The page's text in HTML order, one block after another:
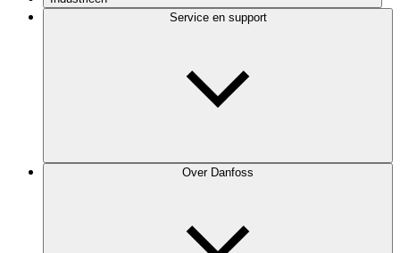
Service en support
Over Danfoss